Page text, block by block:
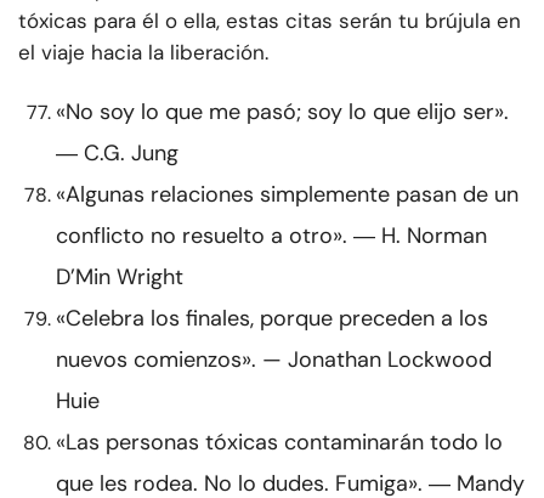
tóxicas para él o ella, estas citas serán tu brújula en
el viaje hacia la liberación.
«No soy lo que me pasó; soy lo que elijo ser».
― C.G. Jung
«Algunas relaciones simplemente pasan de un
conflicto no resuelto a otro». ― H. Norman
D’Min Wright
«Celebra los finales, porque preceden a los
nuevos comienzos». — Jonathan Lockwood
Huie
«Las personas tóxicas contaminarán todo lo
que les rodea. No lo dudes. Fumiga». ― Mandy